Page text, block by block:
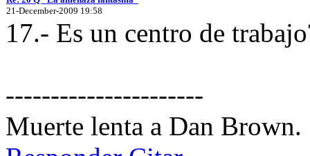
21-December-2009 19:58
17.- Es un centro de
----------------------
Muerte lenta a Dan Brown.